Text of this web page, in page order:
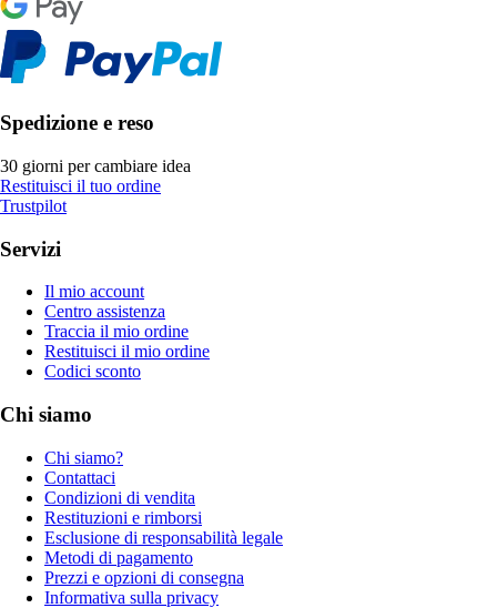
Spedizione e reso
30 giorni per cambiare idea
Restituisci il tuo ordine
Trustpilot
Servizi
Il mio account
Centro assistenza
Traccia il mio ordine
Restituisci il mio ordine
Codici sconto
Chi siamo
Chi siamo?
Contattaci
Condizioni di vendita
Restituzioni e rimborsi
Esclusione di responsabilità legale
Metodi di pagamento
Prezzi e opzioni di consegna
Informativa sulla privacy